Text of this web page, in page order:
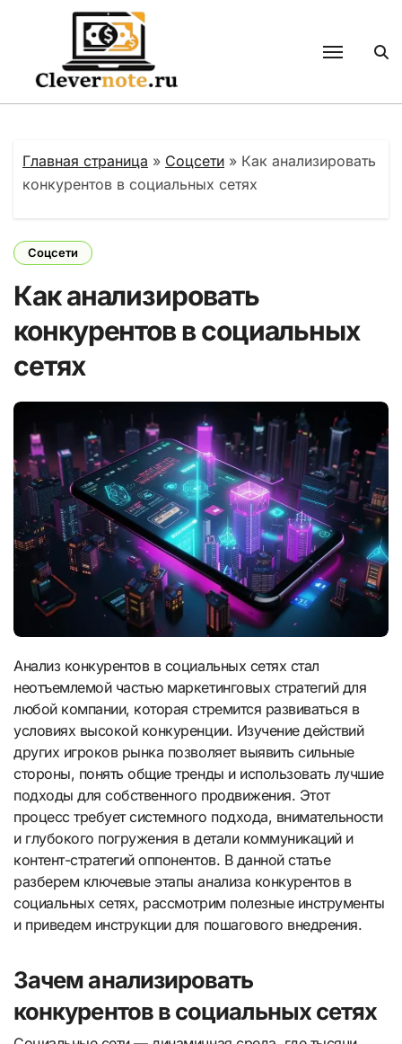
содержанию
Главная страница » Соцсети » Как анализировать
конкурентов в социальных сетях
Соцсети
Как анализировать
конкурентов в социальных
сетях
Анализ конкурентов в социальных сетях стал
неотъемлемой частью маркетинговых стратегий для
любой компании, которая стремится развиваться в
условиях высокой конкуренции. Изучение действий
других игроков рынка позволяет выявить сильные
стороны, понять общие тренды и использовать лучшие
подходы для собственного продвижения. Этот
процесс требует системного подхода, внимательности
и глубокого погружения в детали коммуникаций и
контент-стратегий оппонентов. В данной статье
разберем ключевые этапы анализа конкурентов в
социальных сетях, рассмотрим полезные инструменты
и приведем инструкции для пошагового внедрения.
Зачем анализировать
конкурентов в социальных сетях